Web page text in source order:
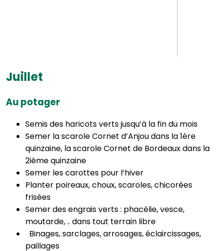
Juillet
Au potager
Semis des haricots verts jusqu’à la fin du mois
Semer la scarole Cornet d’Anjou dans la 1ère
quinzaine, la scarole Cornet de Bordeaux dans la
2ième quinzaine
Semer les carottes pour l’hiver
Planter poireaux, choux, scaroles, chicorées
frisées
Semer des engrais verts : phacélie, vesce,
moutarde, .. dans tout terrain libre
Binages, sarclages, arrosages, éclaircissages,
paillages